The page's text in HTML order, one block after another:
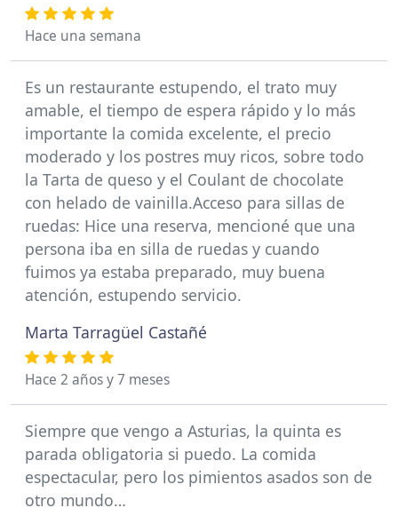
Hace una semana
Es un restaurante estupendo, el trato muy
amable, el tiempo de espera rápido y lo más
importante la comida excelente, el precio
moderado y los postres muy ricos, sobre todo
la Tarta de queso y el Coulant de chocolate
con helado de vainilla.Acceso para sillas de
ruedas: Hice una reserva, mencioné que una
persona iba en silla de ruedas y cuando
fuimos ya estaba preparado, muy buena
atención, estupendo servicio.
Marta Tarragüel Castañé
Hace 2 años y 7 meses
Siempre que vengo a Asturias, la quinta es
parada obligatoria si puedo. La comida
espectacular, pero los pimientos asados son de
otro mundo…